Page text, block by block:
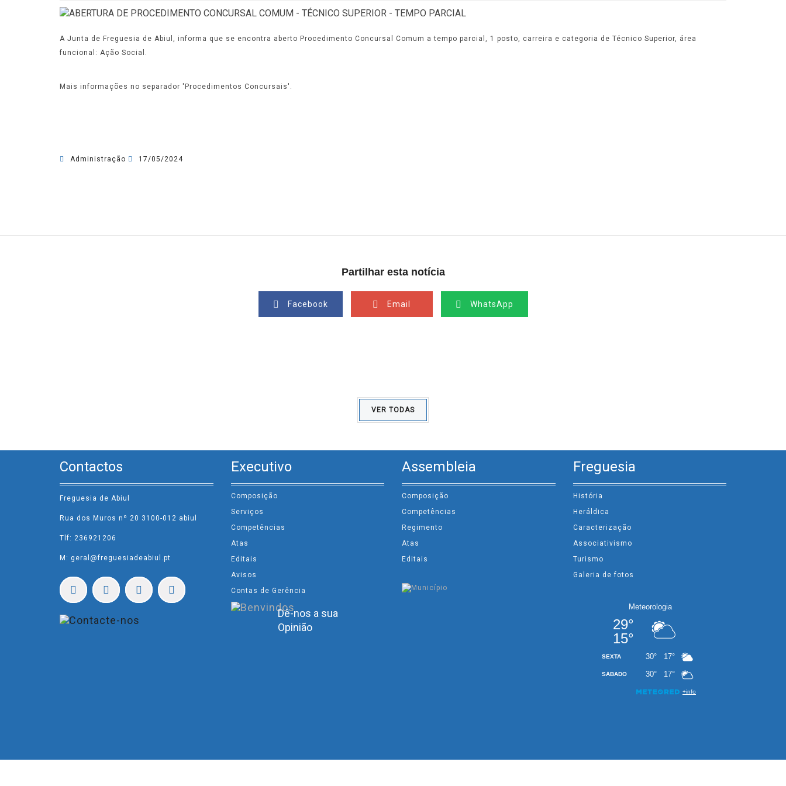
A Junta de Freguesia de Abiul, informa que se encontra aberto Procedimento Concursal Comum a tempo parcial, 1 posto, carreira e categoria de Técnico Superior, área
funcional: Ação Social.
Mais informações no separador 'Procedimentos Concursais'.
Administração 17/05/2024
Partilhar esta notícia
Facebook Email WhatsApp
VER TODAS
Contactos
Freguesia de Abiul
Rua dos Muros nº 20 3100-012 abiul
Tlf: 236921206
M: geral@freguesiadeabiul.pt
Executivo
Composição
Serviços
Competências
Atas
Editais
Avisos
Contas de Gerência
Dê-nos a sua
Opinião
Assembleia
Composição
Competências
Regimento
Atas
Editais
Freguesia
História
Heráldica
Caracterização
Associativismo
Turismo
Galeria de fotos